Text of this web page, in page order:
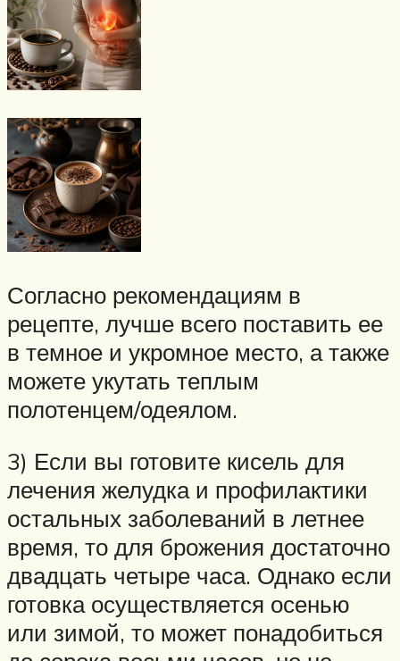
Согласно рекомендациям в
рецепте, лучше всего поставить ее
в темное и укромное место, а также
можете укутать теплым
полотенцем/одеялом.
3) Если вы готовите кисель для
лечения желудка и профилактики
остальных заболеваний в летнее
время, то для брожения достаточно
двадцать четыре часа. Однако если
готовка осуществляется осенью
или зимой, то может понадобиться